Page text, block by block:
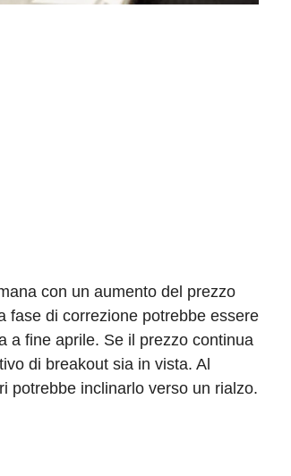
con un aumento del prezzo
fase di correzione potrebbe essere
a fine aprile. Se il prezzo continua
di breakout sia in vista. Al
potrebbe inclinarlo verso un rialzo.